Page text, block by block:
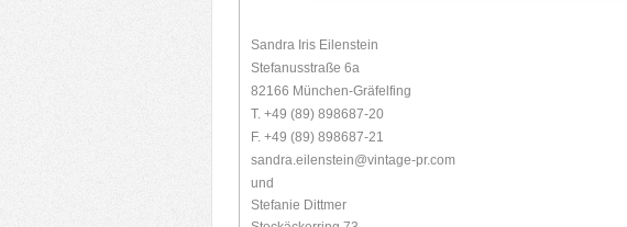
Sandra Iris Eilenstein
Stefanusstraße 6a
82166 München-Gräfelfing
T. +49 (89) 898687-20
F. +49 (89) 898687-21
sandra.eilenstein@vintage-pr.com
und
Stefanie Dittmer